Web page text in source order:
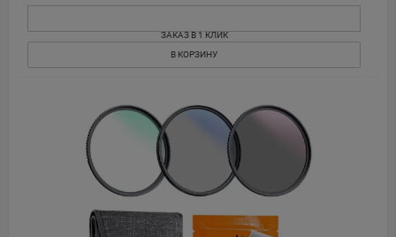
ЗАКАЗ В 1 КЛИК
В КОРЗИНУ